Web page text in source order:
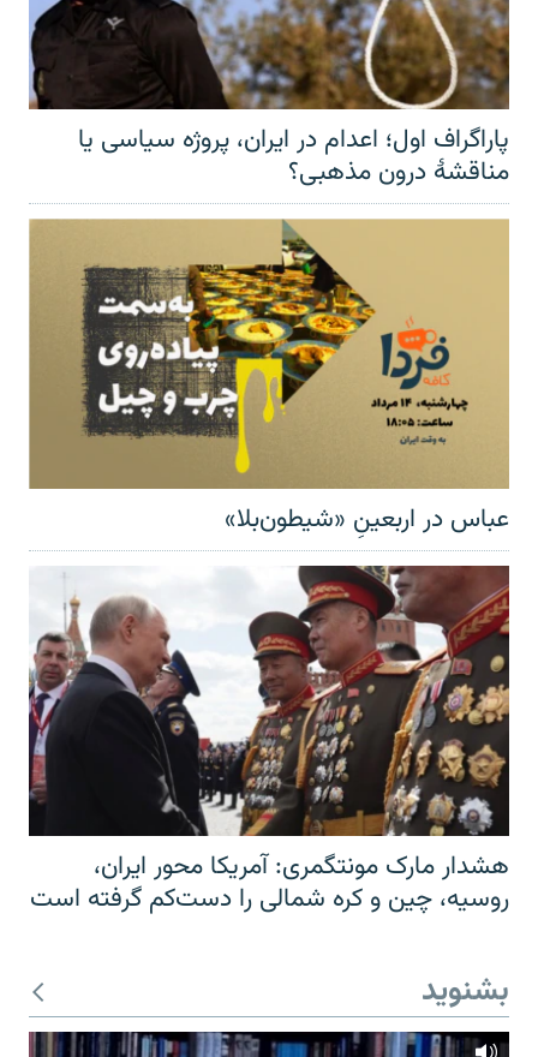
پاراگراف اول؛ اعدام در ایران، پروژه سیاسی یا
مناقشهٔ درون مذهبی؟
عباس در اربعینِ «شیطون‌بلا»
هشدار مارک مونتگمری: آمریکا محور ایران،
روسیه، چین و کره شمالی را دست‌کم گرفته است
بشنوید